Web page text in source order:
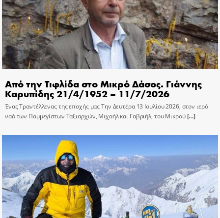
Από την Τιφλίδα στο Μικρό Δάσος. Γιάννης
Καρυπίδης 21/4/1952 – 11/7/2026
Ένας Τραντέλλενας της εποχής μας Την Δευτέρα 13 Ιουλίου 2026, στον ιερό
ναό των Παμμεγίστων Ταξιαρχών, Μιχαήλ και Γαβριήλ, του Μικρού[…]